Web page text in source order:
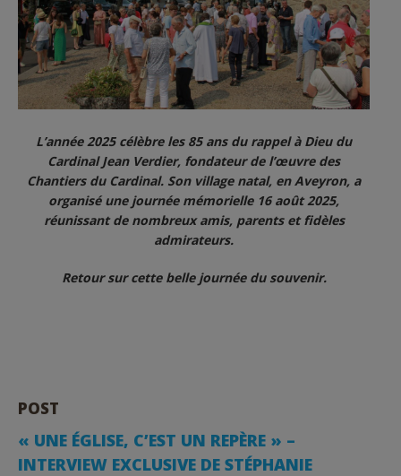
L’année 2025 célèbre les 85 ans du rappel à Dieu du
Cardinal Jean Verdier, fondateur de l’œuvre des
Chantiers du Cardinal. Son village natal, en Aveyron, a
organisé une journée mémorielle 16 août 2025,
réunissant de nombreux amis, parents et fidèles
admirateurs.
Retour sur cette belle journée du souvenir.
POST
« UNE ÉGLISE, C’EST UN REPÈRE » –
INTERVIEW EXCLUSIVE DE STÉPHANIE